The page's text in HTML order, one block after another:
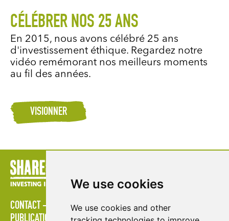
We use cookies
We use cookies and other
CÉLÉBRER NOS 25 ANS
En 2015, nous avons célébré 25 ans
d'investissement éthique. Regardez notre
vidéo remémorant nos meilleurs moments
au fil des années.
VISIONNER
CONTACT STRATÉGIES
ESPACE MULTIMÉDIA